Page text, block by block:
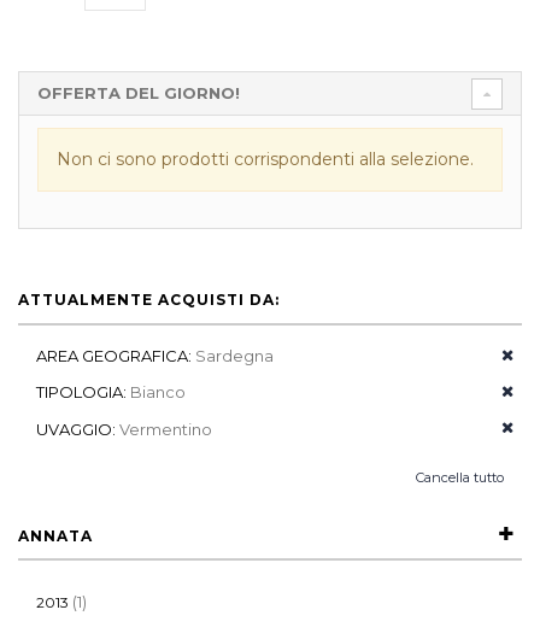
OFFERTA DEL GIORNO!
Non ci sono prodotti corrispondenti alla selezione.
ATTUALMENTE ACQUISTI DA:
AREA GEOGRAFICA: Sardegna
TIPOLOGIA: Bianco
UVAGGIO: Vermentino
Cancella tutto
ANNATA
2013 (1)